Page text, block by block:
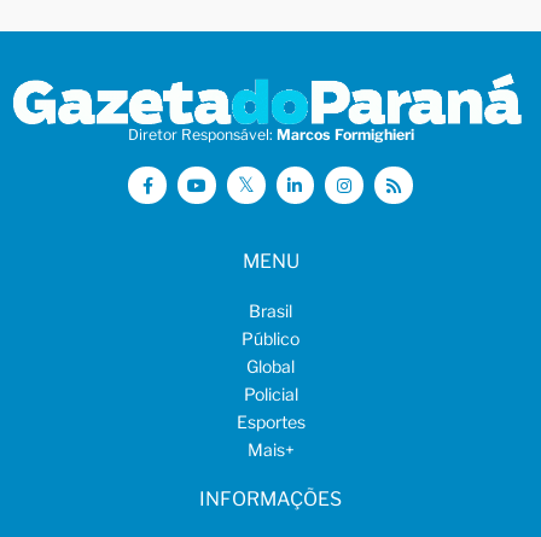
Diretor Responsável: Marcos Formighieri
MENU
Brasil
Público
Global
Policial
Esportes
Mais+
INFORMAÇÕES